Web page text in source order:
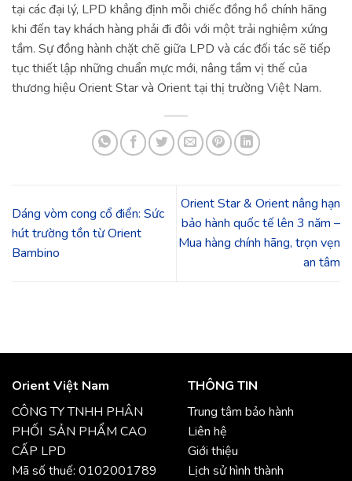
tại các đại lý, LPD khẳng định mỗi chiếc đồng hồ chính hãng
khi đến tay khách hàng phải đi đôi với một trải nghiệm xứng
tầm. Sự đồng hành chặt chẽ giữa LPD và các đối tác sẽ tiếp
tục thiết lập những chuẩn mực mới, nâng tầm vị thế của
thương hiệu Orient Star và Orient tại thị trường Việt Nam.
Dáng vòm cong cổ điển: Sức
hút trường tồn từ Orient
Bambino
Orient Star & Orient nâng hạn
bảo hành quốc tế lên 3 năm –
Mua hàng chính hãng, trọn vẹn
an tâm
Orient Việt Nam
CÔNG TY TNHH PHÂN
PHỐI SẢN PHẨM CAO
CẤP LPD
Mã số thuế: 0102001789
THÔNG TIN
Trung tâm bảo hành
Liên hệ
Giới thiệu
Lịch sử hình thành